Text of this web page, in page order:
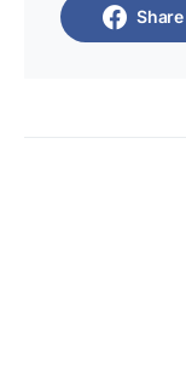
Share